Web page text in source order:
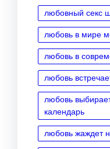
любовный секс
любовь в мире
любовь в
любовь
любовь
календарь
любовь жаждет